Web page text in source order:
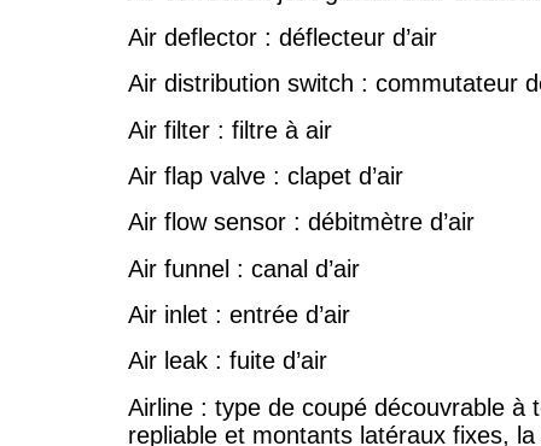
Air deflector : déflecteur d’air
Air distribution switch : commutateur
Air filter : filtre à air
Air flap valve : clapet d’air
Air flow sensor : débitmètre d’air
Air funnel : canal d’air
Air inlet : entrée d’air
Air leak : fuite d’air
Airline : type de coupé découvrable à
repliable et montants latéraux fixes,